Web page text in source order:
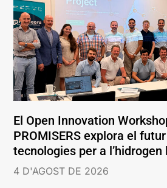
El Open Innovation
PROMISERS explora el
tecnologies per a l’hidrogen
4 D'AGOST DE 2026